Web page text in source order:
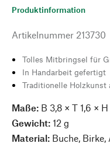
Produktinformation
Artikelnummer 213730
Tolles Mitbringsel für
In Handarbeit gefertigt
Traditionelle Holzkunst
Maße: B 3,8 × T 1,6 ×
Gewicht: 12 g
Material: Buche, Birke,